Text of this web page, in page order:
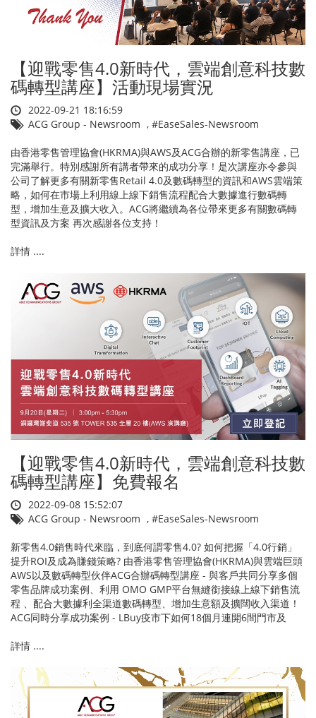
【迎戰零售4.0新時代，雲端創意科技數
碼轉型講座】活動現場實況
2022-09-21 18:16:59
ACG Group - Newsroom , #EaseSales-Newsroom
由香港零售管理協會(HKRMA)與AWS及ACG合辦的新零售講座，已
完滿舉行。特別感謝所有講者帶來的成功分享！是次講座亦令參與
公司了解更多有關新零售Retail 4.0及數碼轉型的資訊和AWS雲端策
略，如何在市場上利用線上線下銷售流程配合大數據進行數碼轉
型，增加生意及擴大收入。ACG將繼續為各位帶來更多有關數碼轉
型資訊及方案 再次感謝各位支持！
詳情 ....
【迎戰零售4.0新時代，雲端創意科技數
碼轉型講座】免費報名
2022-09-08 15:52:07
ACG Group - Newsroom , #EaseSales-Newsroom
新零售4.0銷售時代來臨，到底何謂零售4.0? 如何把握「4.0行銷」
提升ROI及成為賺錢策略? 由香港零售管理協會(HKRMA)與雲端巨頭
AWS以及數碼轉型伙伴ACG合辦碼轉型講座 - 與客戶共同分享多個
零售品牌成功案例、利用 OMO GMP平台無縫銜接線上線下銷售流
程 、配合大數據利全渠道數碼轉型、增加生意額及擴闊收入渠道！
ACG同時分享成功案例 - LBuy疫市下如何18個月連開6間門市及
詳情 ....